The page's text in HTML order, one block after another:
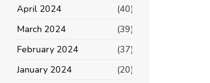
April 2024
(40)
March 2024
(39)
February 2024
(37)
January 2024
(20)